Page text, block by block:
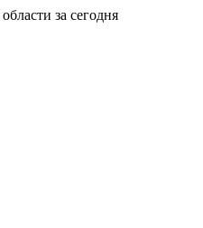
за сегодня